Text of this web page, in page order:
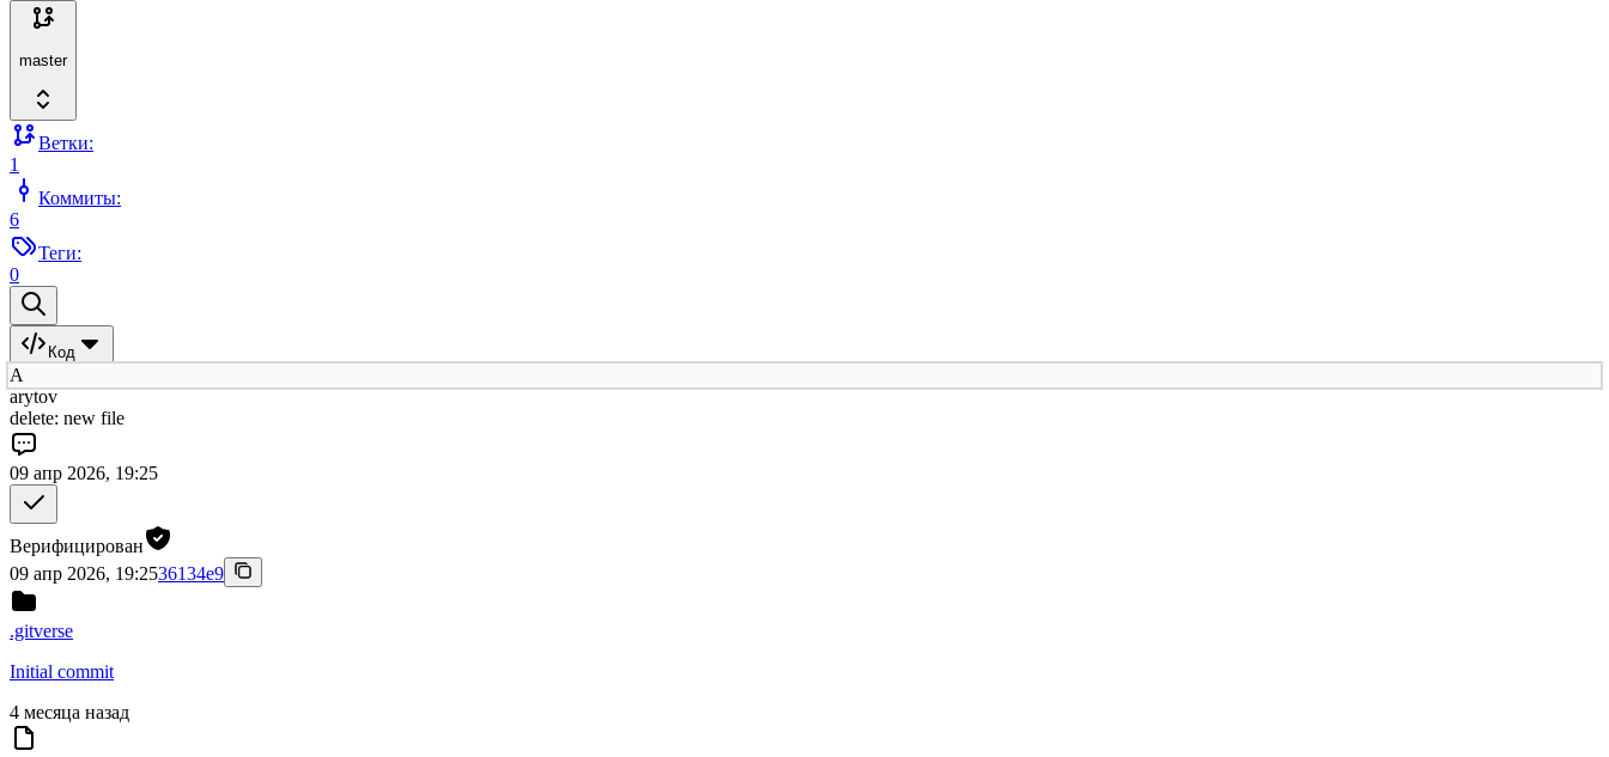
master
Ветки:
1
Коммиты:
6
Теги:
0
Код
A
arytov
delete: new file
09 апр 2026, 19:25
Верифицирован
09 апр 2026, 19:2536134e9
.gitverse
Initial commit
4 месяца назад